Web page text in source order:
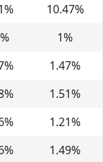
% 10.47%
% 1%
% 1.47%
% 1.51%
% 1.21%
% 1.49%